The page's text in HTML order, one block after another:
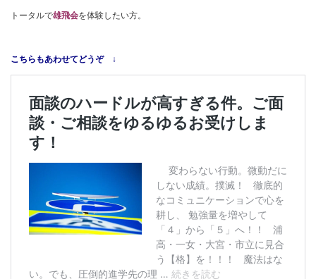
トータルで雄飛会を体験したい方。
こちらもあわせてどうぞ ↓